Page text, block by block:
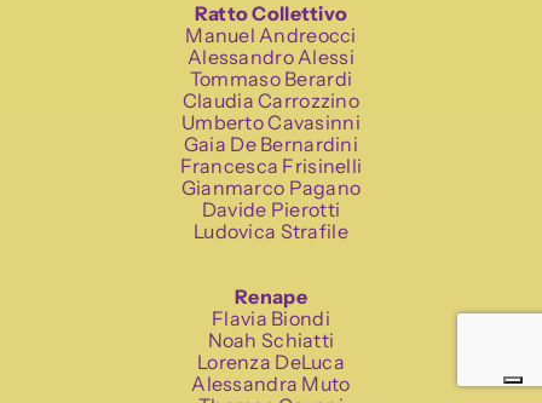
Ratto Collettivo
Manuel Andreocci
Alessandro Alessi
Tommaso Berardi
Claudia Carrozzino
Umberto Cavasinni
Gaia De Bernardini
Francesca Frisinelli
Gianmarco Pagano
Davide Pierotti
Ludovica Strafile
Renape
Flavia Biondi
Noah Schiatti
Lorenza DeLuca
Alessandra Muto